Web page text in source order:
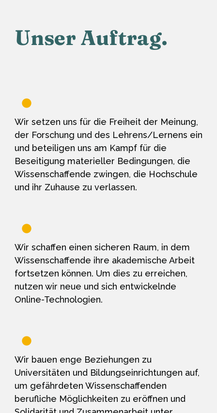
Unser Auftrag.
Wir setzen uns für die Freiheit der Meinung,
der Forschung und des Lehrens/Lernens ein
und beteiligen uns am Kampf für die
Beseitigung materieller Bedingungen, die
Wissenschaffende zwingen, die Hochschule
und ihr Zuhause zu verlassen.
Wir schaffen einen sicheren Raum, in dem
Wissenschaffende ihre akademische Arbeit
fortsetzen können. Um dies zu erreichen,
nutzen wir neue und sich entwickelnde
Online-Technologien.
Wir bauen enge Beziehungen zu
Universitäten und Bildungseinrichtungen auf,
um gefährdeten Wissenschaffenden
berufliche Möglichkeiten zu eröffnen und